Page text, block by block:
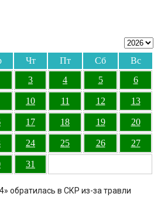
Чт Пт Сб
Вс
3 4 5 6
10 11 12 13
17 18 19 20
24 25 26 27
31
обратилась в СКР из-за травли